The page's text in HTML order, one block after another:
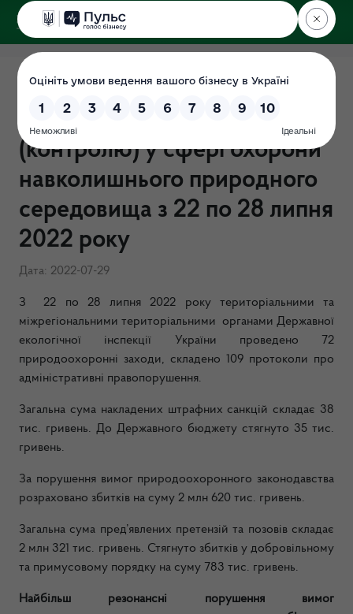
ДЕРЖЕКОІНСПЕКЦІЯ
Результати здійснення
державного нагляду
(контролю) у сфері охорони
навколишнього природного
середовища з 22 по 28 липня
2022 року
Дата: 2022-07-29
З 22 по 28 липня 2022 року територіальними та
міжрегіональними територіальними органами Державної
екологічної інспекції України проведено 72
природоохоронні заходи, складено 109 протоколи про
адміністративні правопорушення.
Загальна сума накладених штрафних санкцій складає 38
тис. гривень. До Державного бюджету стягнуто 35 тис.
гривень.
За порушення вимог природоохоронного законодавства
розраховано збитків на суму 2 млн 620 тис. гривень.
Загальна сума пред’явлених претензій та позовів складає
2 млн 321 тис. гривень. Стягнуто збитків у добровільному
та примусовому порядку на суму 783 тис. гривень.
Найбільш резонансні порушення вимог